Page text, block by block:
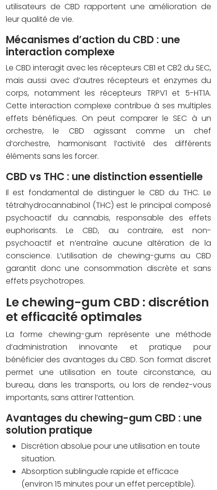
utilisateurs de CBD rapportent une amélioration de
leur qualité de vie.
Mécanismes d’action du CBD : une
interaction complexe
Le CBD interagit avec les récepteurs CB1 et CB2 du SEC,
mais aussi avec d’autres récepteurs et enzymes du
corps, notamment les récepteurs TRPV1 et 5-HT1A.
Cette interaction complexe contribue à ses multiples
effets bénéfiques. On peut comparer le SEC à un
orchestre, le CBD agissant comme un chef
d’orchestre, harmonisant l’activité des différents
éléments sans les forcer.
CBD vs THC : une distinction essentielle
Il est fondamental de distinguer le CBD du THC. Le
tétrahydrocannabinol (THC) est le principal composé
psychoactif du cannabis, responsable des effets
euphorisants. Le CBD, au contraire, est non-
psychoactif et n’entraîne aucune altération de la
conscience. L’utilisation de chewing-gums au CBD
garantit donc une consommation discrète et sans
effets psychotropes.
Le chewing-gum CBD : discrétion
et efficacité optimales
La forme chewing-gum représente une méthode
d’administration innovante et pratique pour
bénéficier des avantages du CBD. Son format discret
permet une utilisation en toute circonstance, au
bureau, dans les transports, ou lors de rendez-vous
importants, sans attirer l’attention.
Avantages du chewing-gum CBD : une
solution pratique
Discrétion absolue pour une utilisation en toute
situation.
Absorption sublinguale rapide et efficace
(environ 15 minutes pour un effet perceptible).